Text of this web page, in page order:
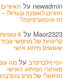
newadmin על האיורים
חוזרים לאופנה ובגדול!
זה אינפוגרפיקה?
Maor2323 על 6 טעויות
קריטיות של מחפשי
שעושים מיתוג אישי
יוסי זילברפרב על מה
מאחורי המיתוג האישי
הויזואלי של מרק צוקרברג